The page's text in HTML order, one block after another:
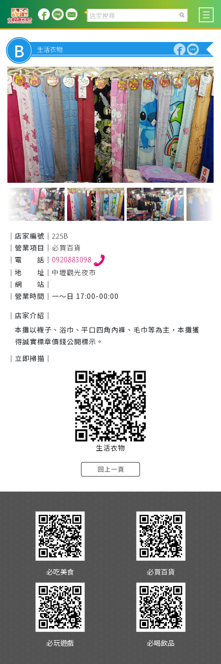
B 生活衣物
｜店家編號｜ 225B
｜營業項目｜ 必買百貨
｜電 話｜ 0920883098
｜地 址｜ 中壢觀光夜市
｜網 站｜
｜營業時間｜ 一～日 17:00-00:00
｜店家介紹｜
本攤以襪子、浴巾、平口四角內褲、毛巾等為主，本攤獲
得誠實標章價錢公開標示。
｜立即掃描｜
生活衣物
必吃美食 必買百貨
必玩遊戲 必喝飲品